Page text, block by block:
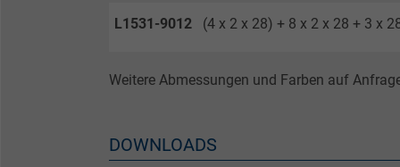
L1531-9012 (4 x 2 x 28) + 8 x 2 x 28 + 3 x
Weitere Abmessungen und Farben auf
DOWNLOADS